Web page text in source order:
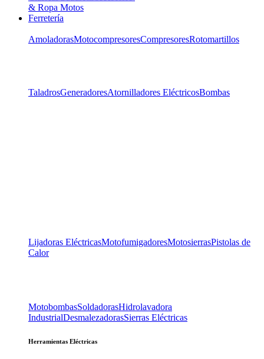
& Ropa Motos
Ferretería
AmoladorasMotocompresoresCompresoresRotomartillos
TaladrosGeneradoresAtornilladores EléctricosBombas
Lijadoras EléctricasMotofumigadoresMotosierrasPistolas de
Calor
MotobombasSoldadorasHidrolavadora
IndustrialDesmalezadorasSierras Eléctricas
Herramientas Eléctricas